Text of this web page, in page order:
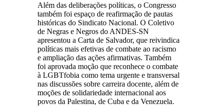
Além das deliberações políticas, o Congresso
também foi espaço de reafirmação de pautas
históricas do Sindicato Nacional. O Coletivo
de Negras e Negros do ANDES-SN
apresentou a Carta de Salvador, que reivindica
políticas mais efetivas de combate ao racismo
e ampliação das ações afirmativas. Também
foi aprovada moção que reconhece o combate
à LGBTfobia como tema urgente e transversal
nas discussões sobre carreira docente, além de
moções de solidariedade internacional aos
povos da Palestina, de Cuba e da Venezuela.